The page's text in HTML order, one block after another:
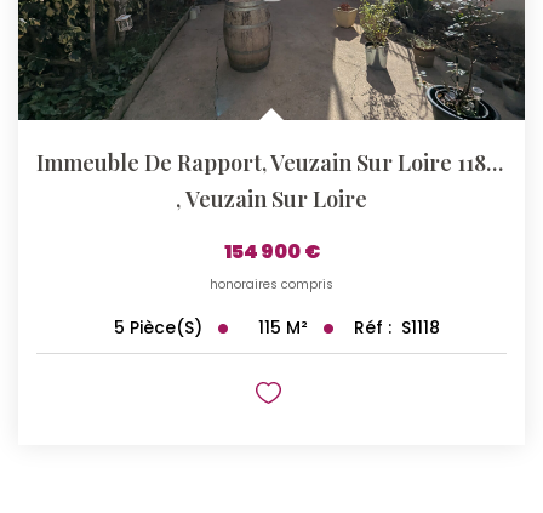
Immeuble De Rapport, Veuzain Sur Loire 118 M2
,Veuzain Sur Loire
154 900 €
honoraires compris
5 Pièce(s) 115 M² Réf : S1118